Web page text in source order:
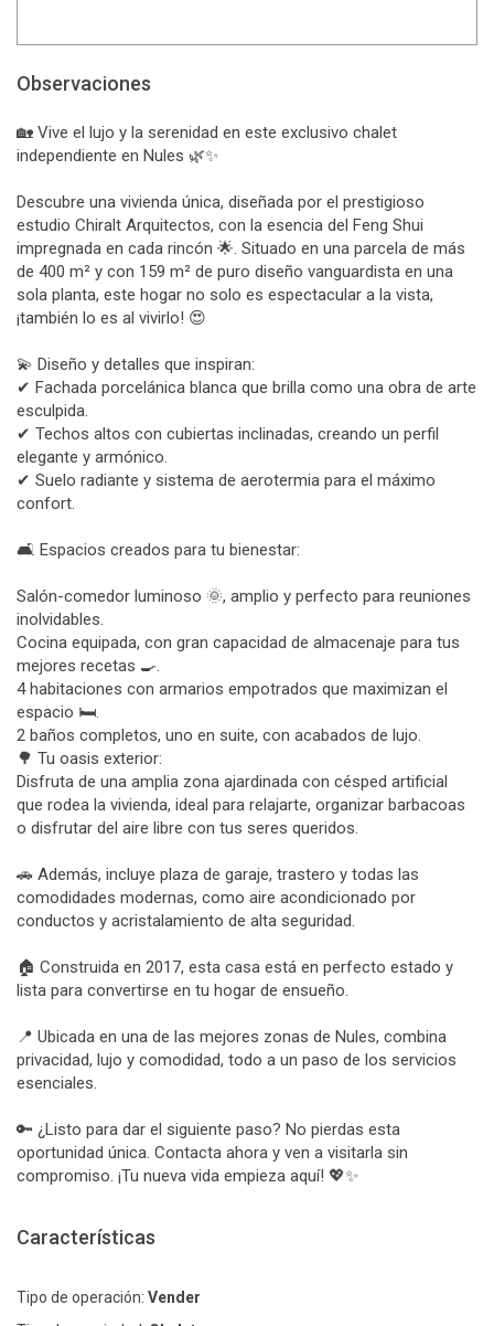
Observaciones
🏡 Vive el lujo y la serenidad en este exclusivo chalet
independiente en Nules 🌿✨
Descubre una vivienda única, diseñada por el prestigioso
estudio Chiralt Arquitectos, con la esencia del Feng Shui
impregnada en cada rincón 🌟. Situado en una parcela de más
de 400 m² y con 159 m² de puro diseño vanguardista en una
sola planta, este hogar no solo es espectacular a la vista,
¡también lo es al vivirlo! 😍
💫 Diseño y detalles que inspiran:
✔ Fachada porcelánica blanca que brilla como una obra de arte
esculpida.
✔ Techos altos con cubiertas inclinadas, creando un perfil
elegante y armónico.
✔ Suelo radiante y sistema de aerotermia para el máximo
confort.
🛋 Espacios creados para tu bienestar:
Salón-comedor luminoso 🌞, amplio y perfecto para reuniones
inolvidables.
Cocina equipada, con gran capacidad de almacenaje para tus
mejores recetas 🍳.
4 habitaciones con armarios empotrados que maximizan el
espacio 🛏.
2 baños completos, uno en suite, con acabados de lujo.
🌳 Tu oasis exterior:
Disfruta de una amplia zona ajardinada con césped artificial
que rodea la vivienda, ideal para relajarte, organizar barbacoas
o disfrutar del aire libre con tus seres queridos.
🚗 Además, incluye plaza de garaje, trastero y todas las
comodidades modernas, como aire acondicionado por
conductos y acristalamiento de alta seguridad.
🏠 Construida en 2017, esta casa está en perfecto estado y
lista para convertirse en tu hogar de ensueño.
📍 Ubicada en una de las mejores zonas de Nules, combina
privacidad, lujo y comodidad, todo a un paso de los servicios
esenciales.
🔑 ¿Listo para dar el siguiente paso? No pierdas esta
oportunidad única. Contacta ahora y ven a visitarla sin
compromiso. ¡Tu nueva vida empieza aquí! 💖✨
Características
Tipo de operación: Vender